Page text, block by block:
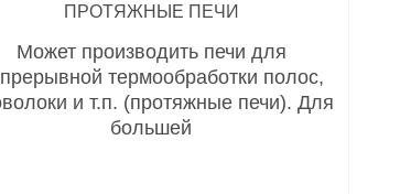
ПРОТЯЖНЫЕ ПЕЧИ
Может производить печи для
термообработки полос,
и т.п. (протяжные печи). Для
большей